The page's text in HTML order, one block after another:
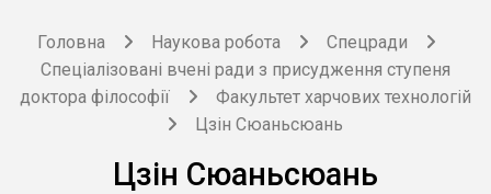
Головна Наукова робота
Спецради
Спеціалізовані вчені ради з присудження ступеня
доктора філософії
Факультет харчових технологій
Цзін Сюаньсюань
Цзін Сюаньсюань